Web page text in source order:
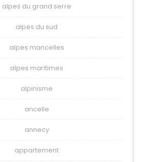
alpes du grand serre
alpes du sud
alpes mancelles
alpes maritimes
alpinisme
ancelle
annecy
appartement